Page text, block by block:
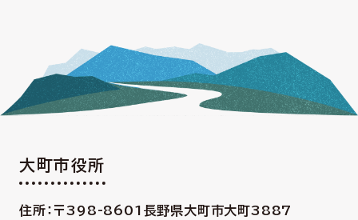
大町市役所
住所：〒398-8601 長野県大町市大町3887